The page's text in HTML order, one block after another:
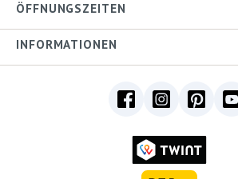
ÖFFNUNGSZEITEN
INFORMATIONEN